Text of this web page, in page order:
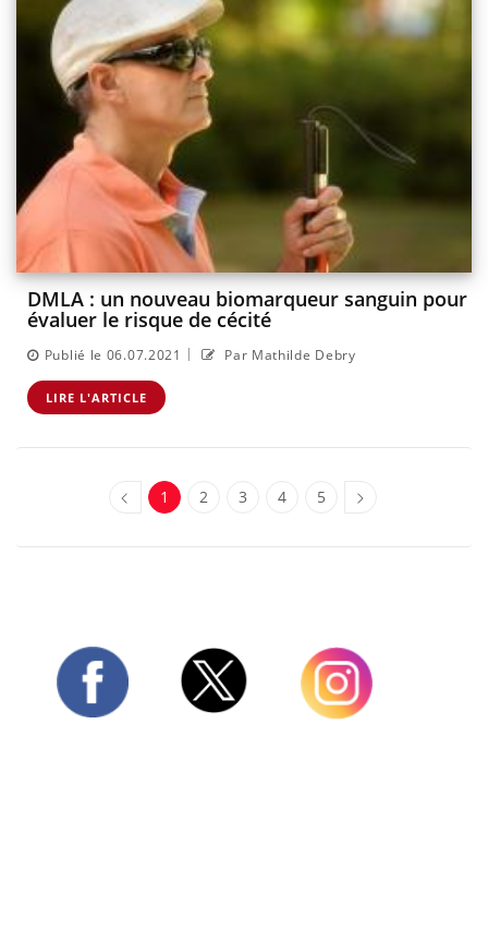
DMLA : un nouveau biomarqueur sanguin pour
évaluer le risque de cécité
Publié le 06.07.2021 | Par Mathilde Debry
LIRE L'ARTICLE
1 2 3 4 5